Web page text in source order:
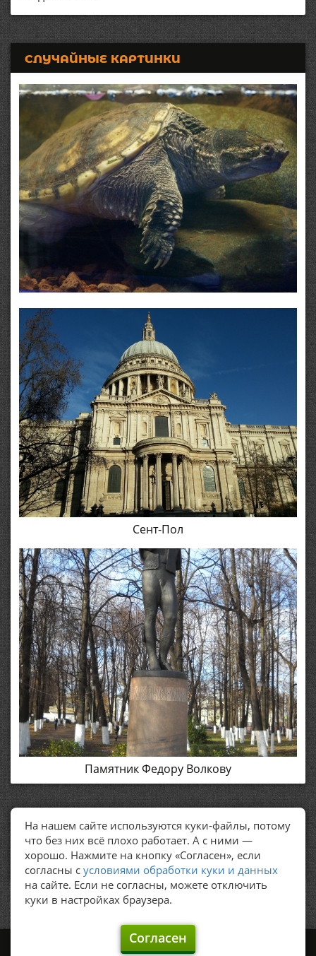
СЛУЧАЙНЫЕ КАРТИНКИ
Сент-Пол
Памятник Федору Волкову
ПОЛЕЗНЫЕ ССЫЛКИ
Политика обработки персональных данных
Graker's, 2009 – 2026.
На нашем сайте используются куки-файлы, потому
что без них всё плохо работает. А с ними —
хорошо. Нажмите на кнопку «Согласен», если
согласны с условиями обработки куки и данных
на сайте. Если не согласны, можете отключить
куки в настройках браузера.
Согласен